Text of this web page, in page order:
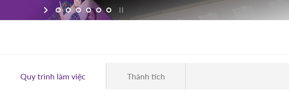
Quy trình làm việc Thành tích